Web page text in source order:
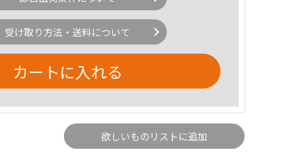
受け取り方法・送料について
カートに入れる
欲しいものリストに追加